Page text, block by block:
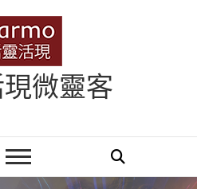
微靈客